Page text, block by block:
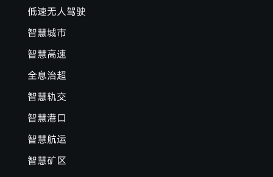
低速无人驾驶
智慧城市
智慧高速
全息治超
智慧轨交
智慧港口
智慧航运
智慧矿区